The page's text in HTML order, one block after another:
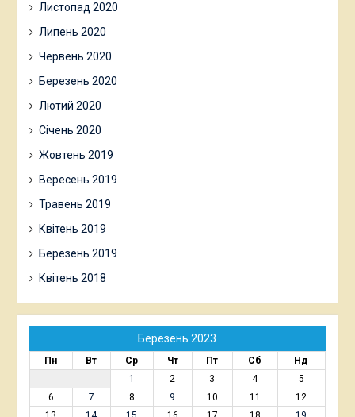
Листопад 2020
Липень 2020
Червень 2020
Березень 2020
Лютий 2020
Січень 2020
Жовтень 2019
Вересень 2019
Травень 2019
Квітень 2019
Березень 2019
Квітень 2018
Березень 2023
Пн Вт Ср Чт Пт Сб
Нд
1
2 3 4
5
6
7 8 9 10 11
12